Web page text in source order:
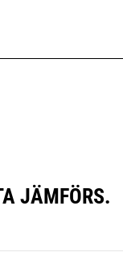
JÄMFÖRS.